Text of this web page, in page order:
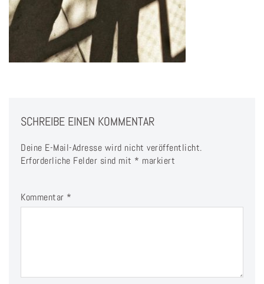
SCHREIBE EINEN KOMMENTAR
Deine E-Mail-Adresse wird nicht veröffentlicht.
Erforderliche Felder sind mit * markiert
Kommentar *